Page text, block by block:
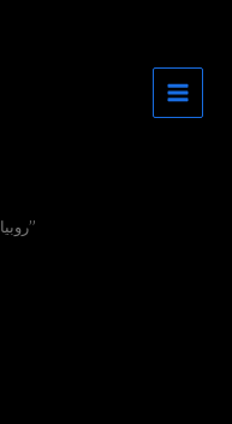
/ Products tagged “روبيان إسباني فاخر”